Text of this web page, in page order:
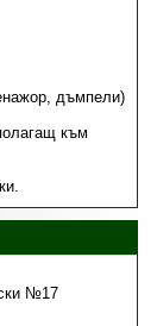
дъмпели)
към
№17